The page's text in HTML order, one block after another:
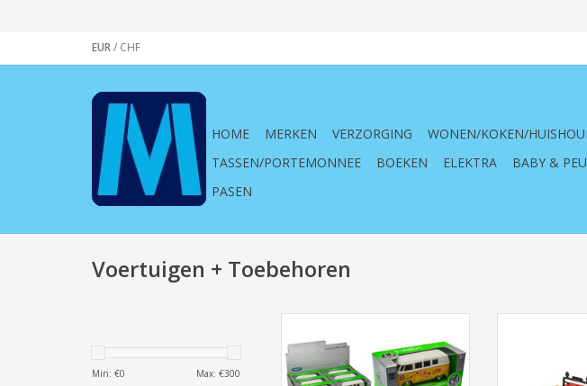
EUR/ CHF
HOME MERKEN VERZORGING WONEN/KOKEN/
TASSEN/PORTEMONNEE
BOEKEN ELEKTRA BABY &
PASEN
Voertuigen + Toebehoren
Min: €0 Max: €300
Bus Love 1963 ( 1:34 )
TOEVOEGEN AAN WINKELWAGEN
TOEVOEGEN